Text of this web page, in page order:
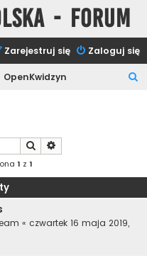
- Forum
Zaloguj się
Zarejestruj się
OpenKwidzyn
Szukaj
1 z 1
« czwartek 16 maja 2019,